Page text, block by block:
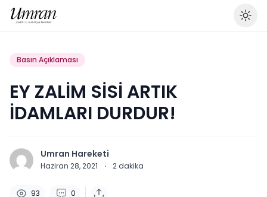
Basın Açıklaması
EY ZALİM SİSİ ARTIK
İDAMLARI DURDUR!
Umran Hareketi
Haziran 28, 2021 · 2 dakika
93 0